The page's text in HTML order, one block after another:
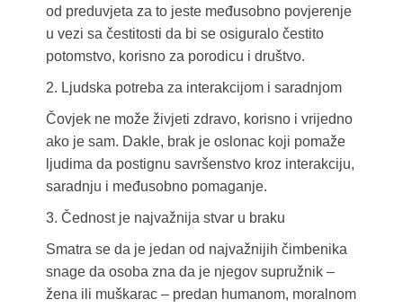
od preduvjeta za to jeste međusobno povjerenje
u vezi sa čestitosti da bi se osiguralo čestito
potomstvo, korisno za porodicu i društvo.
2. Ljudska potreba za interakcijom i saradnjom
Čovjek ne može živjeti zdravo, korisno i vrijedno
ako je sam. Dakle, brak je oslonac koji pomaže
ljudima da postignu savršenstvo kroz interakciju,
saradnju i međusobno pomaganje.
3. Čednost je najvažnija stvar u braku
Smatra se da je jedan od najvažnijih čimbenika
snage da osoba zna da je njegov supružnik –
žena ili muškarac – predan humanom, moralnom